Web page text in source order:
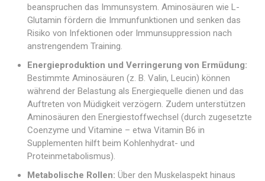
beanspruchen das Immunsystem. Aminosäuren wie L-
Glutamin fördern die Immunfunktionen und senken das
Risiko von Infektionen oder Immunsuppression nach
anstrengendem Training.
Energieproduktion und Verringerung von Ermüdung:
Bestimmte Aminosäuren (z. B. Valin, Leucin) können
während der Belastung als Energiequelle dienen und das
Auftreten von Müdigkeit verzögern. Zudem unterstützen
Aminosäuren den Energiestoffwechsel (durch zugesetzte
Coenzyme und Vitamine – etwa Vitamin B6 in
Supplementen hilft beim Kohlenhydrat- und
Proteinmetabolismus).
Metabolische Rollen: Über den Muskelaspekt hinaus